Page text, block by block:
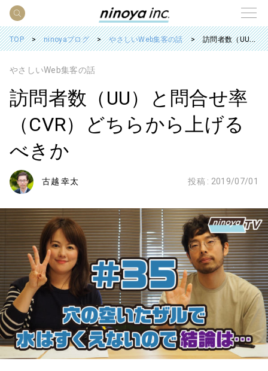
TOP ninoyaブログ やさしいWeb集客の話 訪問者数（UU）と問合せ率（CVR）どちらから上げるべきか
やさしいWeb集客の話
訪問者数（UU）と問合せ率
（CVR）どちらから上げる
べきか
古越 幸太 投稿 : 2019/07/01